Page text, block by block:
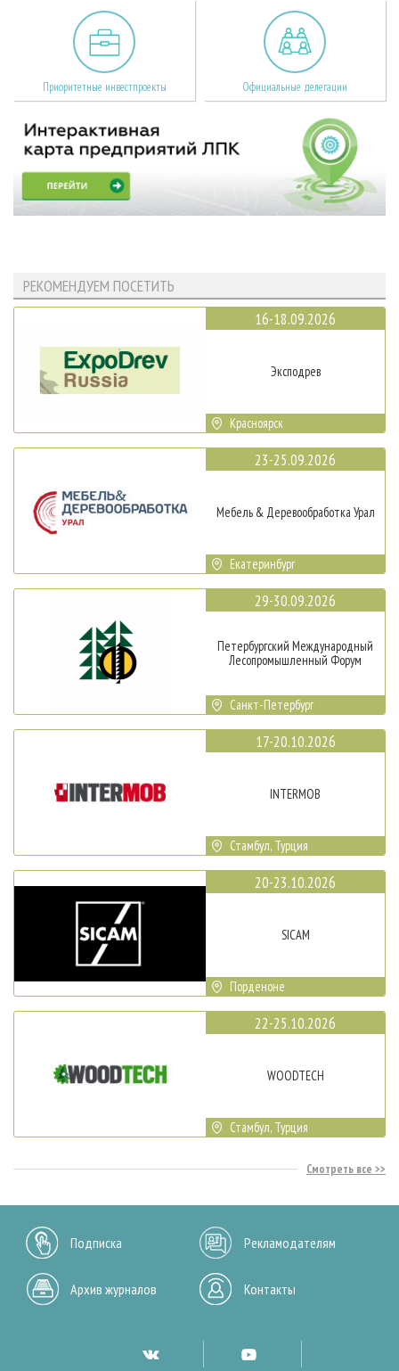
Приоритетные инвестпроекты Официальные делегации
РЕКОМЕНДУЕМ ПОСЕТИТЬ
16-18.09.2026
Эксподрев
Красноярск
23-25.09.2026
Мебель & Деревообработка Урал
Екатеринбург
29-30.09.2026
Петербургский Международный
Лесопромышленный Форум
Санкт-Петербург
17-20.10.2026
INTERMOB
Стамбул, Турция
20-23.10.2026
SICAM
Порденоне
22-25.10.2026
WOODTECH
Стамбул, Турция
Смотреть все
Подписка Рекламодателям
Архив журналов Контакты